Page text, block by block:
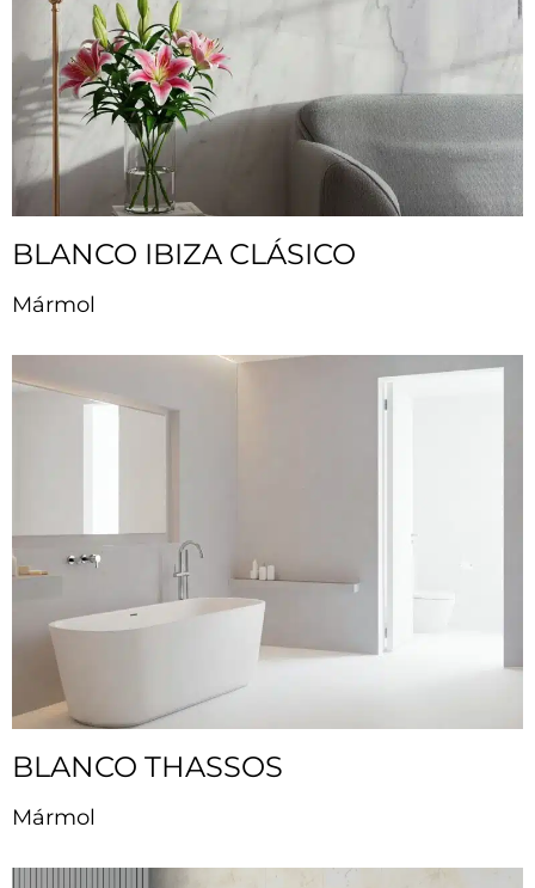
BLANCO IBIZA CLÁSICO
Mármol
BLANCO THASSOS
Mármol